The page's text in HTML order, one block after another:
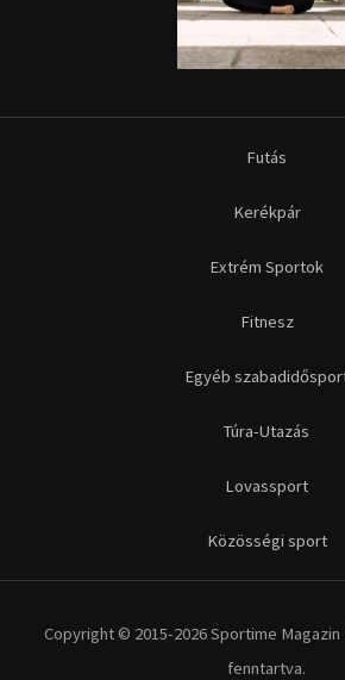
Futás
Kerékpár
Extrém Sportok
Fitnesz
Egyéb
Túra-Utazás
Lovassport
Közösségi sport
Copyright © 2015-2026 Sportime
fenntartva.